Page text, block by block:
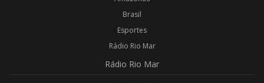
Brasil
Esportes
Rádio Rio Mar
Rádio Rio Mar